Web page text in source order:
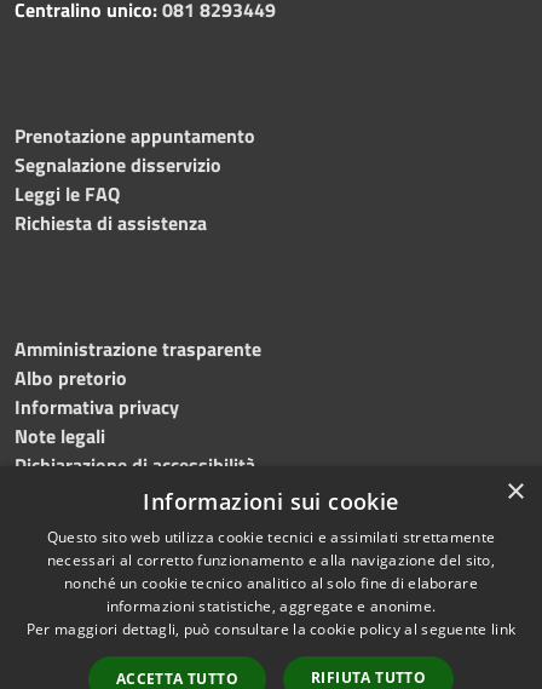
Centralino unico:081 8293449
Prenotazione appuntamento
Segnalazione disservizio
Leggi le FAQ
Richiesta di assistenza
Amministrazione trasparente
Albo pretorio
Informativa privacy
Note legali
Dichiarazione di accessibilità
Accessibilità
Privacy
Copyright © 2024, Comune
di Roccarainola
Powered byMunicipium
| Accesso redazione
×
Informazioni sui cookie
Questo sito web utilizza cookie tecnici e assimilati strettamente
necessari al corretto funzionamento e alla navigazione del sito,
nonché un cookie tecnico analitico al solo fine di elaborare
informazioni statistiche, aggregate e anonime.
Per maggiori dettagli, può consultare la cookie policy al seguente link
ACCETTA TUTTO RIFIUTA TUTTO